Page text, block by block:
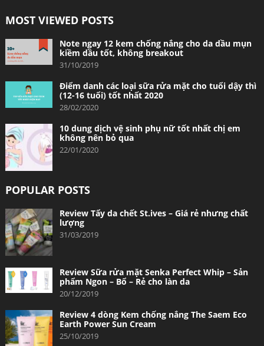
MOST VIEWED POSTS
Note ngay 12 kem chống nắng cho da dầu mụn
kiềm dầu tốt, không breakout
31/10/2019
Điểm danh các loại sữa rửa mặt cho tuổi dậy thì
(12-16 tuổi) tốt nhất 2020
28/02/2020
10 dung dịch vệ sinh phụ nữ tốt nhất chị em
không nên bỏ qua
22/01/2020
POPULAR POSTS
Review Tẩy da chết St.ives – Giá rẻ nhưng chất
lượng
31/03/2019
Review Sữa rửa mặt Senka Perfect Whip – Sản
phẩm Ngon – Bổ – Rẻ cho làn da
20/12/2019
Review 4 dòng Kem chống nắng The Saem Eco
Earth Power Sun Cream
25/10/2019